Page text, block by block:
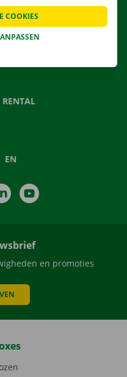
ONS
VRAGEN
RENTAL
EN
LinkedIn
en promoties
COOKIES